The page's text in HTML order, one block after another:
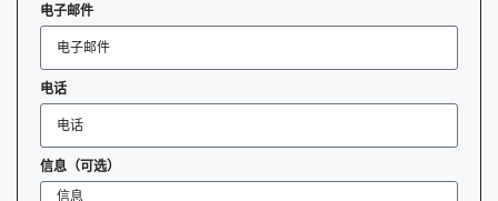
电子邮件
电话
信息（可选）